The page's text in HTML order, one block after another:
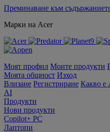
Преминаване към
Марки на Acer
Моят профил Моите продукти
Моята общност Изход
Влизане Регистриране Какво е
AI
Продукти
Нови продукти
Copilot+ PC
Лаптопи